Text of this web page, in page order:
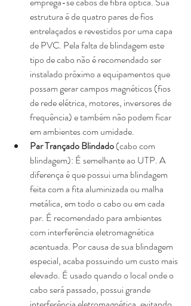
estrutura é de quatro pares de fios
entrelaçados e revestidos por uma capa
de PVC. Pela falta de blindagem este
tipo de cabo não é recomendado ser
instalado próximo a equipamentos que
possam gerar campos magnéticos (fios
de rede elétrica, motores, inversores de
frequência) e também não podem ficar
em ambientes com umidade.
Par Trançado Blindado (cabo com
blindagem): É semelhante ao UTP. A
diferença é que possui uma blindagem
feita com a fita aluminizada ou malha
metálica, em todo o cabo ou em cada
par. É recomendado para ambientes
com interferência eletromagnética
acentuada. Por causa de sua blindagem
especial, acaba possuindo um custo mais
elevado. É usado quando o local onde o
cabo será passado, possui grande